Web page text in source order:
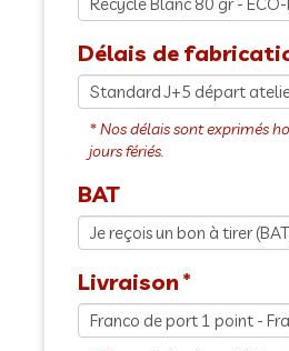
Délais de
BAT
Livraison